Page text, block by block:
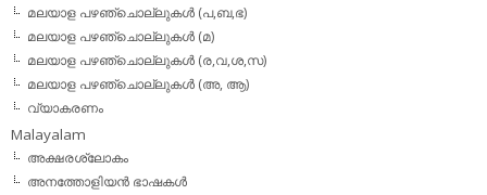
മലയാള പഴഞ്ചൊല്ലുകള്‍ (പ,ബ,ഭ)
മലയാള പഴഞ്ചൊല്ലുകള്‍ (മ)
മലയാള പഴഞ്ചൊല്ലുകള്‍ (ര,വ,ശ,സ)
മലയാള പഴഞ്ചൊല്ലുകൾ (അ, ആ)
വ്യാകരണം
Malayalam
അക്ഷരശ്ലോകം
അനത്തോളിയന്‍ ഭാഷകള്‍